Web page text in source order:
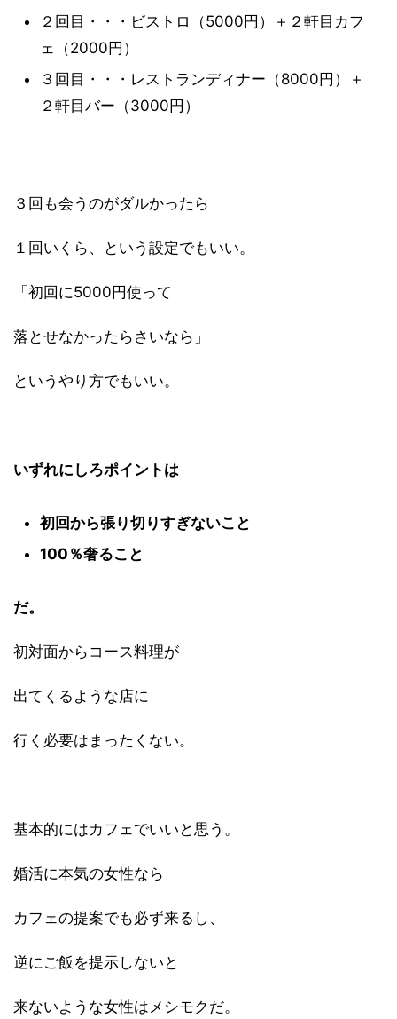
２回目・・・ビストロ（5000円）＋２軒目カフ
ェ（2000円）
３回目・・・レストランディナー（8000円）＋
２軒目バー（3000円）
３回も会うのがダルかったら
１回いくら、という設定でもいい。
「初回に5000円使って
落とせなかったらさいなら」
というやり方でもいい。
いずれにしろポイントは
初回から張り切りすぎないこと
100％奢ること
だ。
初対面からコース料理が
出てくるような店に
行く必要はまったくない。
基本的にはカフェでいいと思う。
婚活に本気の女性なら
カフェの提案でも必ず来るし、
逆にご飯を提示しないと
来ないような女性はメシモクだ。